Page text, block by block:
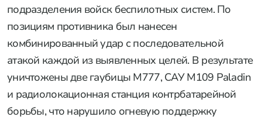
подразделения войск беспилотных систем. По
позициям противника был нанесен
комбинированный удар с последовательной
атакой каждой из выявленных целей. В результате
уничтожены две гаубицы M777, САУ M109 Paladin
и радиолокационная станция контрбатарейной
борьбы, что нарушило огневую поддержку